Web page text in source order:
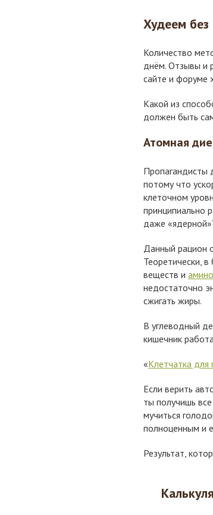
Худеем
Количество
днём. Отзывы и
сайте и форуме
Какой из
должен быть
Атомная
Пропагандисты
потому что
клеточном
принципиально
даже
Данный рацион
Теоретически,
веществ и
недостаточно
сжигать жиры.
В углеводный
кишечник
«Клетчатка для
Если верить
ты получишь
мучиться
полноценным и
Результат,